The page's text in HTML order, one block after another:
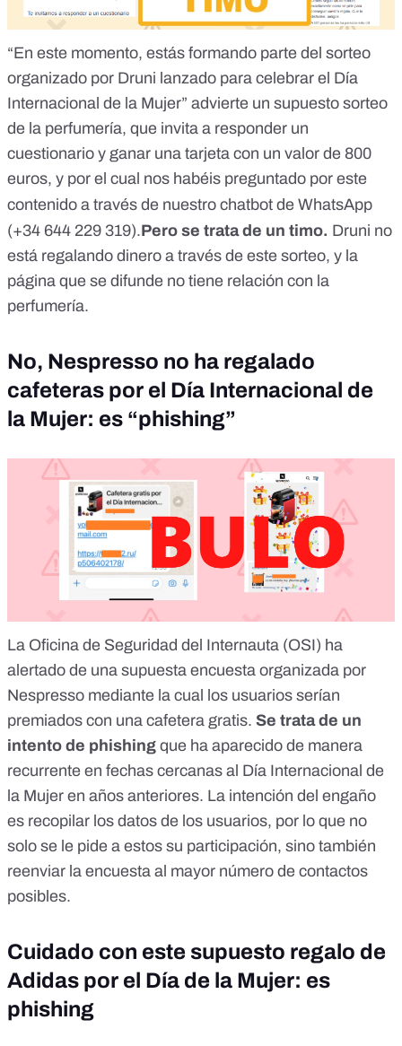
“En este momento, estás formando parte del sorteo
organizado por Druni lanzado para celebrar el Día
Internacional de la Mujer” advierte un supuesto sorteo
de la perfumería, que invita a responder un
cuestionario y ganar una tarjeta con un valor de 800
euros, y por el cual nos habéis preguntado por este
contenido a través de nuestro chatbot de WhatsApp
(+34 644 229 319).Pero se trata de un timo. Druni no
está regalando dinero a través de este sorteo, y la
página que se difunde no tiene relación con la
perfumería.
No, Nespresso no ha regalado
cafeteras por el Día Internacional de
la Mujer: es “phishing”
La Oficina de Seguridad del Internauta (OSI) ha
alertado de una supuesta encuesta organizada por
Nespresso mediante la cual los usuarios serían
premiados con una cafetera gratis. Se trata de un
intento de phishing que ha aparecido de manera
recurrente en fechas cercanas al Día Internacional de
la Mujer en años anteriores. La intención del engaño
es recopilar los datos de los usuarios, por lo que no
solo se le pide a estos su participación, sino también
reenviar la encuesta al mayor número de contactos
posibles.
Cuidado con este supuesto regalo de
Adidas por el Día de la Mujer: es
phishing